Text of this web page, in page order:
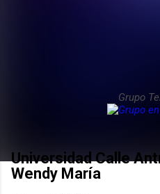
Grupo
Universidad Calle
Wendy María